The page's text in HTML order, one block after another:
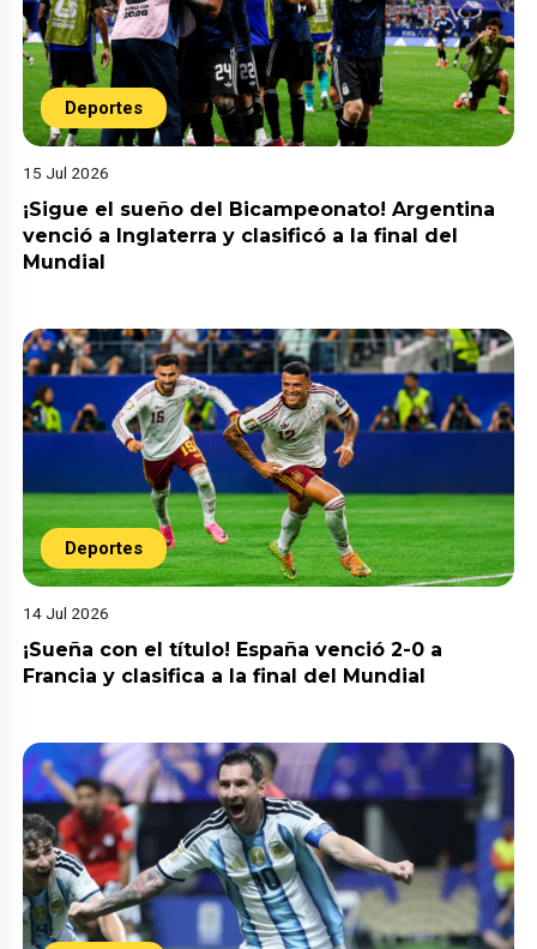
Deportes
15 Jul 2026
¡Sigue el sueño del Bicampeonato! Argentina
venció a Inglaterra y clasificó a la final del
Mundial
Deportes
14 Jul 2026
¡Sueña con el título! España venció 2-0 a
Francia y clasifica a la final del Mundial